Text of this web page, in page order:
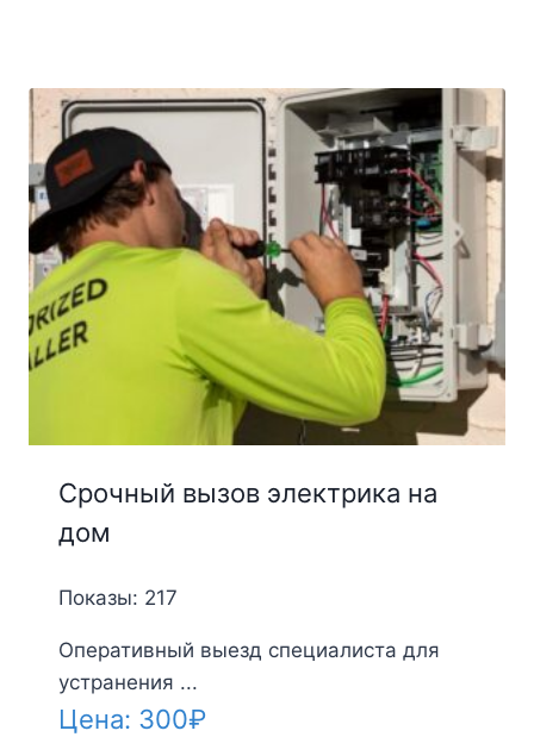
Срочный вызов электрика на
дом
Показы: 217
Оперативный выезд специалиста для
устранения ...
Цена: 300₽